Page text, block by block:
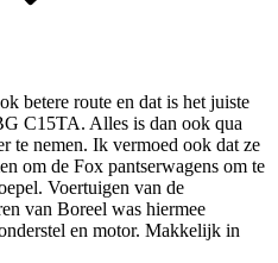
betere route en dat is het juiste
C15TA. Alles is dan ook qua
te nemen. Ik vermoed ook dat ze
om de Fox pantserwagens om te
Voertuigen van de
van Boreel was hiermee
en motor. Makkelijk in